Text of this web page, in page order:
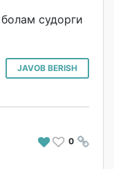
судорги
JAVOB BERISH
# 0